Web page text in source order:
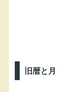
旧暦と月